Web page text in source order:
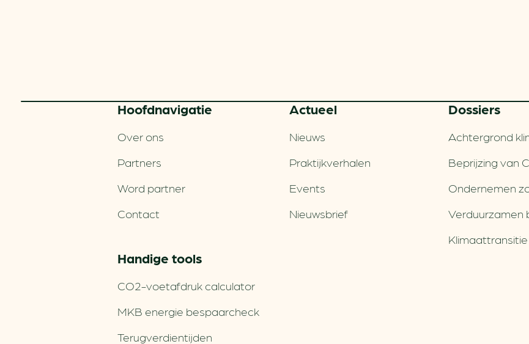
Hoofd­navigatie
Over ons
Partners
Word partner
Contact
Actueel
Nieuws
Praktijkverhalen
Events
Nieuwsbrief
Dossiers
Achtergrond
Beprijzing van
Ondernemen
Verduurzamen
Handige tools
CO2-voetafdruk calculator
MKB energie bespaarcheck
Terugverdien­tijden